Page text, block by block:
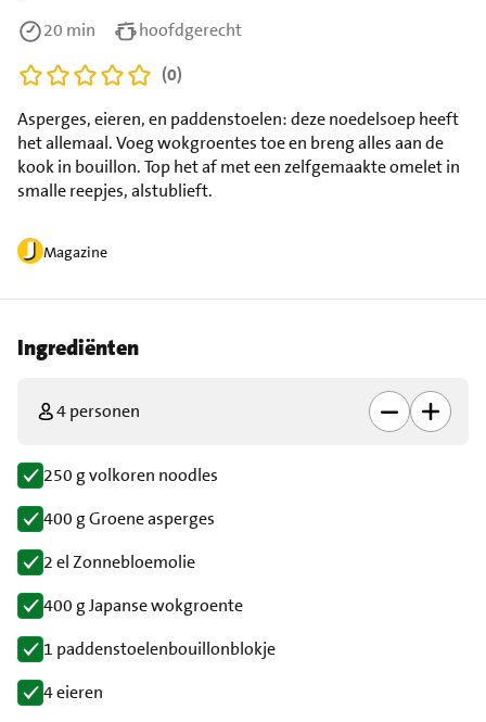
Magazine
Asperges, eieren, en paddenstoelen: deze noedelsoep heeft
het allemaal. Voeg wokgroentes toe en breng alles aan de
kook in bouillon. Top het af met een zelfgemaakte omelet in
smalle reepjes, alstublieft.
20 min
hoofdgerecht
(0)
Ingrediënten
4 personen
250 g volkoren noodles
400 g Groene asperges
2 el Zonnebloemolie
400 g Japanse wokgroente
1 paddenstoelenbouillonblokje
4 eieren